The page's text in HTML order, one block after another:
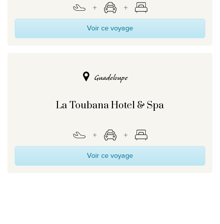
Voir ce voyage
Guadeloupe
La Toubana Hotel & Spa
Voir ce voyage